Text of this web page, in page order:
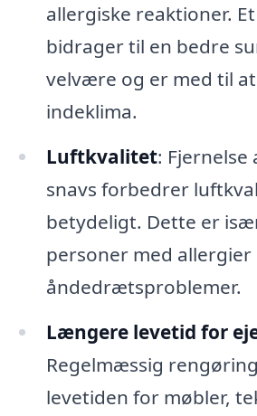
allergiske reaktioner.
bidrager til en bedre
velvære og er med til
indeklima.
Luftkvalitet: Fjernelse
snavs forbedrer
betydeligt. Dette er
personer med allergier
åndedrætsproblemer.
Længere levetid for
Regelmæssig
levetiden for møbler,